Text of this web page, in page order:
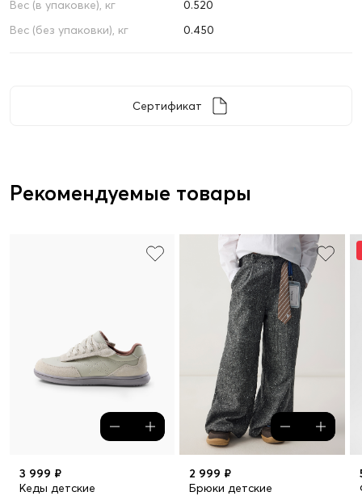
Вес (в упаковке), кг
0.520
Вес (без упаковки), кг
0.450
Сертификат
Рекомендуемые товары
3 999 ₽
Кеды детские
2 999 ₽
Брюки детские